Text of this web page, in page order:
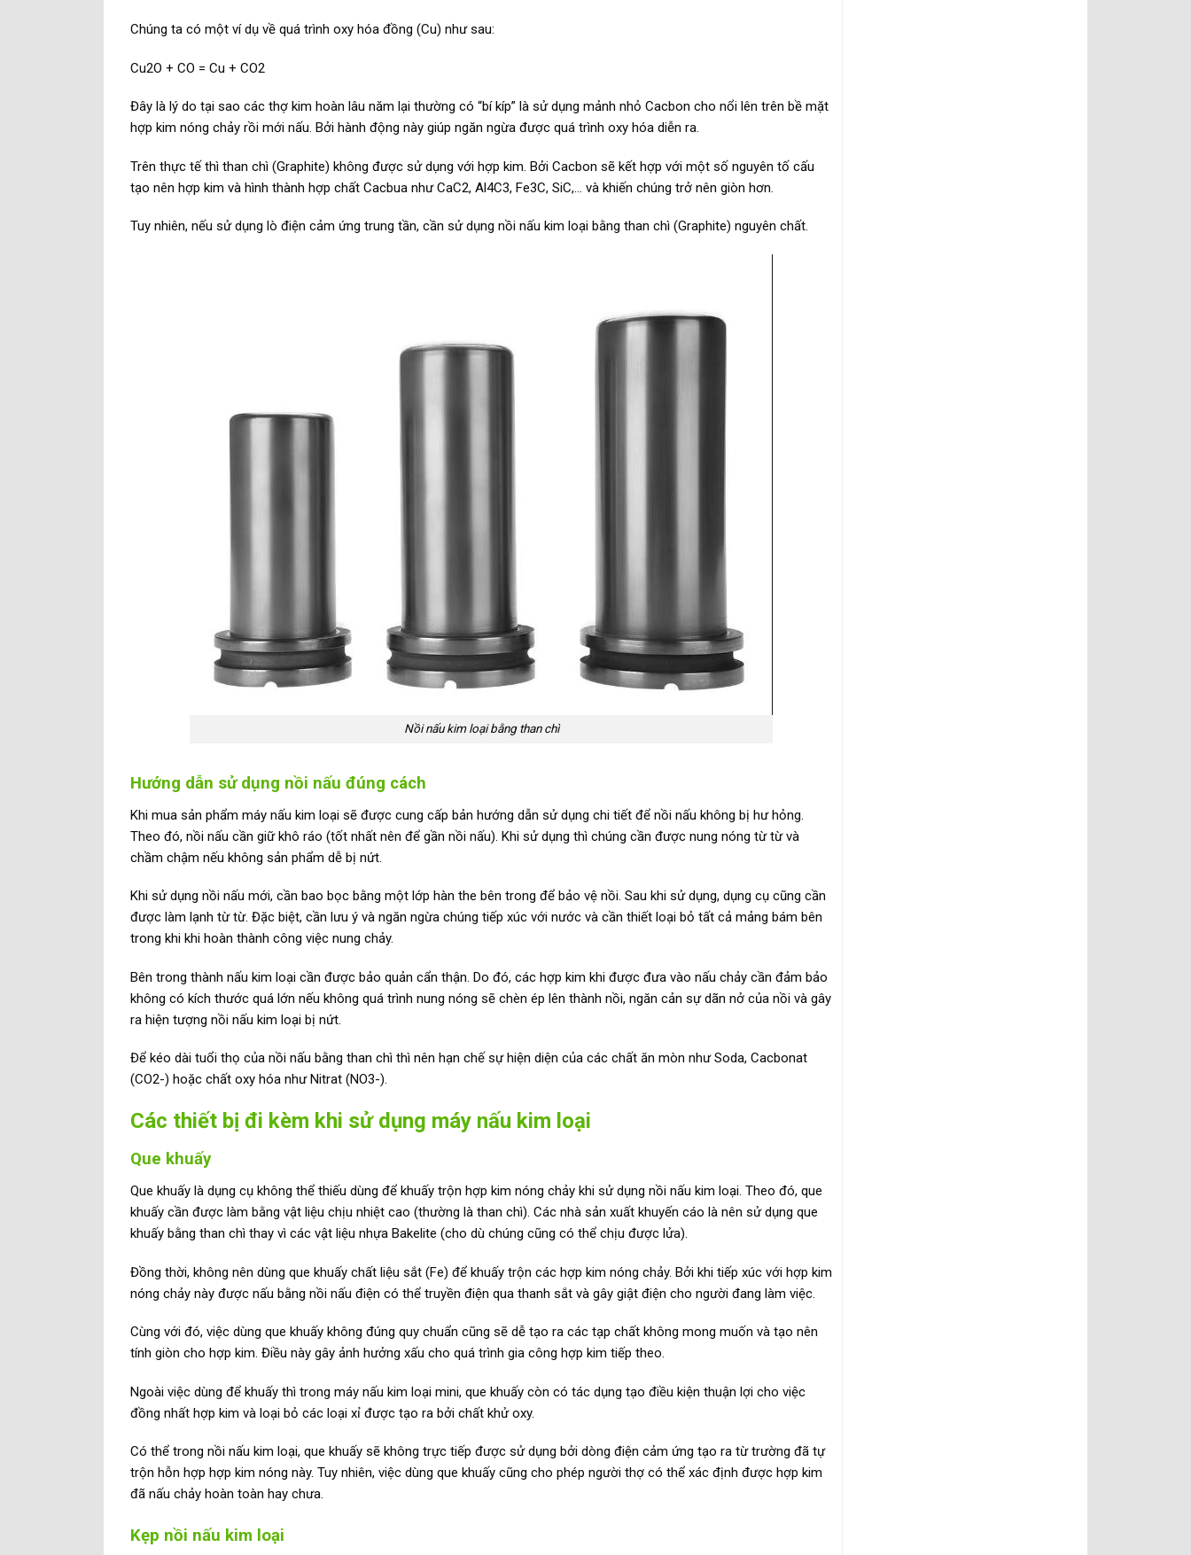
Chúng ta có một ví dụ về quá trình oxy hóa đồng (Cu) như sau:
Cu2O + CO = Cu + CO2
Đây là lý do tại sao các thợ kim hoàn lâu năm lại thường có “bí kíp” là sử dụng mảnh nhỏ Cacbon cho nổi lên trên bề mặt
hợp kim nóng chảy rồi mới nấu. Bởi hành động này giúp ngăn ngừa được quá trình oxy hóa diễn ra.
Trên thực tế thì than chì (Graphite) không được sử dụng với hợp kim. Bởi Cacbon sẽ kết hợp với một số nguyên tố cấu
tạo nên hợp kim và hình thành hợp chất Cacbua như CaC2, Al4C3, Fe3C, SiC,… và khiến chúng trở nên giòn hơn.
Tuy nhiên, nếu sử dụng lò điện cảm ứng trung tần, cần sử dụng nồi nấu kim loại bằng than chì (Graphite) nguyên chất.
Nồi nấu kim loại bằng than chì
Hướng dẫn sử dụng nồi nấu đúng cách
Khi mua sản phẩm máy nấu kim loại sẽ được cung cấp bản hướng dẫn sử dụng chi tiết để nồi nấu không bị hư hỏng.
Theo đó, nồi nấu cần giữ khô ráo (tốt nhất nên để gần nồi nấu). Khi sử dụng thì chúng cần được nung nóng từ từ và
chầm chậm nếu không sản phẩm dễ bị nứt.
Khi sử dụng nồi nấu mới, cần bao bọc bằng một lớp hàn the bên trong để bảo vệ nồi. Sau khi sử dụng, dụng cụ cũng cần
được làm lạnh từ từ. Đặc biệt, cần lưu ý và ngăn ngừa chúng tiếp xúc với nước và cần thiết loại bỏ tất cả mảng bám bên
trong khi khi hoàn thành công việc nung chảy.
Bên trong thành nấu kim loại cần được bảo quản cẩn thận. Do đó, các hợp kim khi được đưa vào nấu chảy cần đảm bảo
không có kích thước quá lớn nếu không quá trình nung nóng sẽ chèn ép lên thành nồi, ngăn cản sự dãn nở của nồi và gây
ra hiện tượng nồi nấu kim loại bị nứt.
Để kéo dài tuổi thọ của nồi nấu bằng than chì thì nên hạn chế sự hiện diện của các chất ăn mòn như Soda, Cacbonat
(CO2-) hoặc chất oxy hóa như Nitrat (NO3-).
Các thiết bị đi kèm khi sử dụng máy nấu kim loại
Que khuấy
Que khuấy là dụng cụ không thể thiếu dùng để khuấy trộn hợp kim nóng chảy khi sử dụng nồi nấu kim loại. Theo đó, que
khuấy cần được làm bằng vật liệu chịu nhiệt cao (thường là than chì). Các nhà sản xuất khuyến cáo là nên sử dụng que
khuấy bằng than chì thay vì các vật liệu nhựa Bakelite (cho dù chúng cũng có thể chịu được lửa).
Đồng thời, không nên dùng que khuấy chất liệu sắt (Fe) để khuấy trộn các hợp kim nóng chảy. Bởi khi tiếp xúc với hợp kim
nóng chảy này được nấu bằng nồi nấu điện có thể truyền điện qua thanh sắt và gây giật điện cho người đang làm việc.
Cùng với đó, việc dùng que khuấy không đúng quy chuẩn cũng sẽ dễ tạo ra các tạp chất không mong muốn và tạo nên
tính giòn cho hợp kim. Điều này gây ảnh hưởng xấu cho quá trình gia công hợp kim tiếp theo.
Ngoài việc dùng để khuấy thì trong máy nấu kim loại mini, que khuấy còn có tác dụng tạo điều kiện thuận lợi cho việc
đồng nhất hợp kim và loại bỏ các loại xỉ được tạo ra bởi chất khử oxy.
Có thể trong nồi nấu kim loại, que khuấy sẽ không trực tiếp được sử dụng bởi dòng điện cảm ứng tạo ra từ trường đã tự
trộn hỗn hợp hợp kim nóng này. Tuy nhiên, việc dùng que khuấy cũng cho phép người thợ có thể xác định được hợp kim
đã nấu chảy hoàn toàn hay chưa.
Kẹp nồi nấu kim loại